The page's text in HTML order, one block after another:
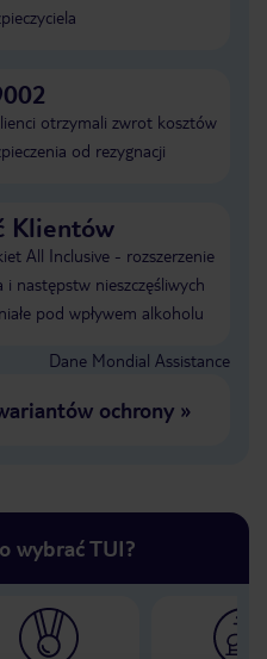
otrzymali zwrot kosztów
od rezygnacji
Klientów
All Inclusive - rozszerzenie
następstw nieszczęśliwych
pod wpływem alkoholu
Dane Mondial Assistance
ochrony»
wybrać TUI?